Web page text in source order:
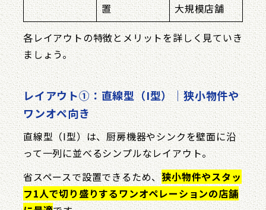
置
大規模店舗
各レイアウトの特徴とメリットを詳しく見ていき
ましょう。
レイアウト①：直線型（I型）｜狭小物件や
ワンオペ向き
直線型（I型）は、厨房機器やシンクを壁面に沿
って一列に並べるシンプルなレイアウト。
省スペースで設置できるため、狭小物件やスタッ
フ1人で切り盛りするワンオペレーションの店舗